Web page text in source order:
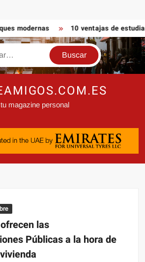
modernas 10 ventajas de
tu magazine personal
las
Públicas a la hora de